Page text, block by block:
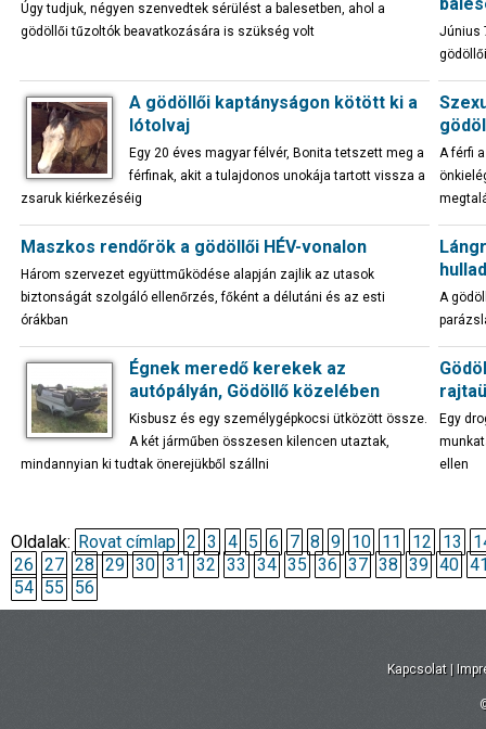
Úgy tudjuk, négyen szenvedtek sérülést a balesetben, ahol a
gödöllői tűzoltók beavatkozására is szükség volt
Június
A gödöllői kaptányságon kötött ki a
lótolvaj
Egy 20 éves magyar félvér, Bonita tetszett meg a
férfinak, akit a tulajdonos unokája tartott vissza a
zsaruk kiérkezéséig
A férfi
Maszkos rendőrök a gödöllői HÉV-vonalon
Három szervezet együttműködése alapján zajlik az utasok
biztonságát szolgáló ellenőrzés, főként a délutáni és az esti
órákban
A
Égnek meredő kerekek az
autópályán, Gödöllő közelében
Kisbusz és egy személygépkocsi ütközött össze.
A két járműben összesen kilencen utaztak,
mindannyian ki tudtak önerejükből szállni
Egy
ellen
Oldalak: Rovat címlap 2 3 4 5 6 7 8 9 10 11 12 13
26 27 28 29 30 31 32 33 34 35 36 37 38 39 40
54 55 56
Kapcsolat |